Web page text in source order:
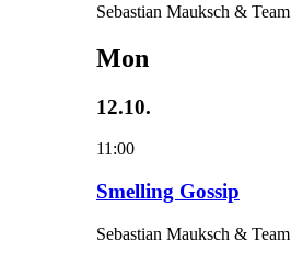
Sebastian Mauksch & Team
Mon
12.10.
11:00
Smelling Gossip
Sebastian Mauksch & Team